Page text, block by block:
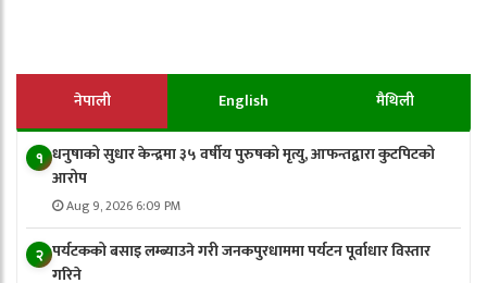
नेपाली English मैथिली
१ धनुषाको सुधार केन्द्रमा ३५ वर्षीय पुरुषको मृत्यु, आफन्तद्वारा कुटपिटको
आरोप
Aug 9, 2026 6:09 PM
२ पर्यटकको बसाइ लम्ब्याउने गरी जनकपुरधाममा पर्यटन पूर्वाधार विस्तार
गरिने